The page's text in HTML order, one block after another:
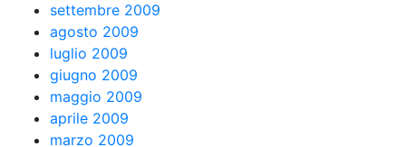
settembre 2009
agosto 2009
luglio 2009
giugno 2009
maggio 2009
aprile 2009
marzo 2009